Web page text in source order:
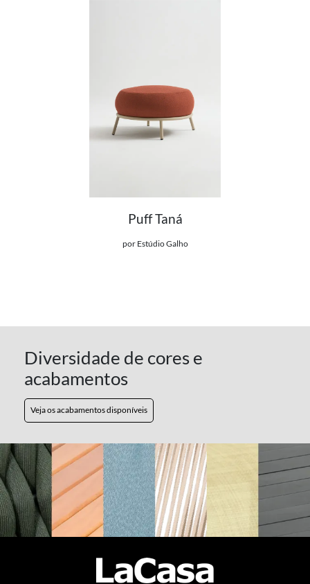
Ver detalhes do produto
Puff Taná
por Estúdio Galho
Diversidade de cores e
acabamentos
Veja os acabamentos disponíveis